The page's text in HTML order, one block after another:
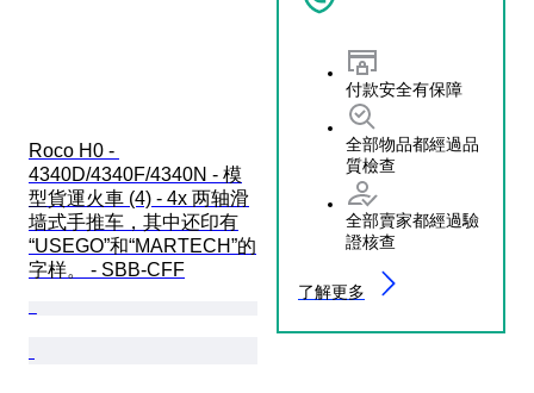
付款安全有保障
全部物品都經過品
質檢查
全部賣家都經過驗
證核查
了解更多
Roco H0 -
4340D/4340F/4340N - 模
型貨運火車 (4) - 4x 两轴滑
墙式手推车，其中还印有
“USEGO”和“MARTECH”的
字样。 - SBB-CFF